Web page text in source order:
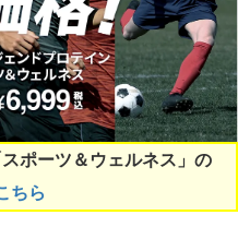
ポーツ＆ウェルネス」の
ちら